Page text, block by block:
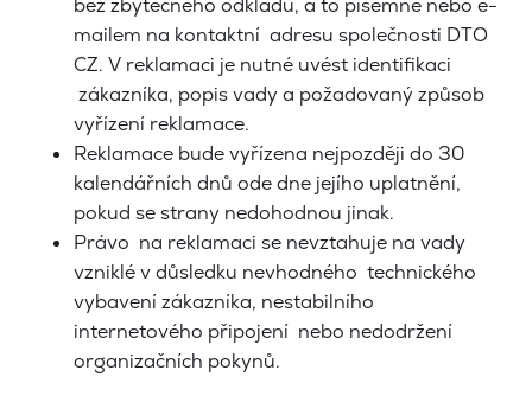
bez zbytečného odkladu, a to písemně nebo e-
mailem na kontaktní adresu společnosti DTO
CZ. V reklamaci je nutné uvést identifikaci
zákazníka, popis vady a požadovaný způsob
vyřízení reklamace.
Reklamace bude vyřízena nejpozději do 30
kalendářních dnů ode dne jejího uplatnění,
pokud se strany nedohodnou jinak.
Právo na reklamaci se nevztahuje na vady
vzniklé v důsledku nevhodného technického
vybavení zákazníka, nestabilního
internetového připojení nebo nedodržení
organizačních pokynů.